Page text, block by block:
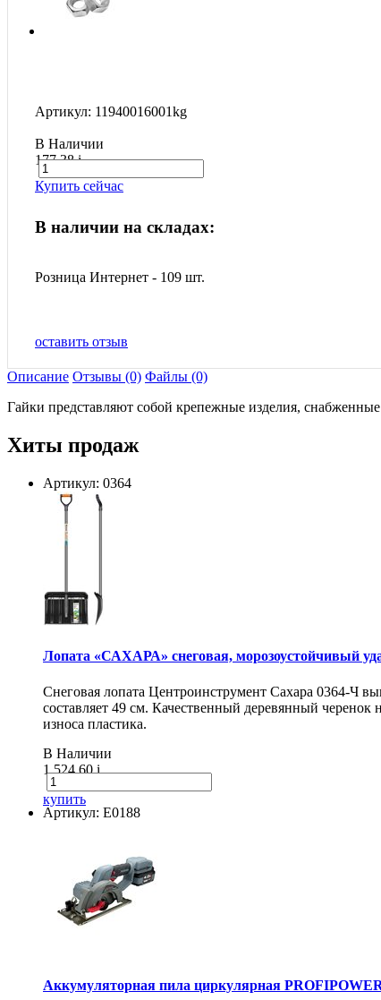
Артикул: 11940016001kg
В Наличии
177.38i
Купить сейчас
В наличии на складах:
Розница Интернет - 109 шт.
оставить отзыв
Описание Отзывы (0) Файлы (0)
Гайки представляют собой крепежные изделия,
Хиты продаж
Артикул: 0364
Лопата «САХАРА» снеговая, морозоустойчивый
Снеговая лопата Центроинструмент Сахара 0364-Ч
составляет 49 см. Качественный деревянный
износа пластика.
В Наличии
1 524.60i
купить
Артикул: E0188
Аккумуляторная пила циркулярная